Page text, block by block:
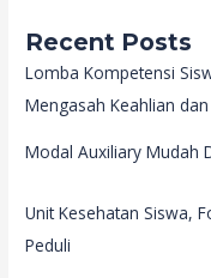
Recent Posts
Lomba Kompetensi
Mengasah Keahlian
Modal Auxiliary Mudah
Unit Kesehatan Siswa,
Peduli